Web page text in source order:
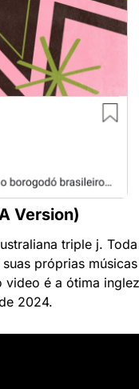
Version)
triple j. Toda
próprias
video é a ótima
2024.